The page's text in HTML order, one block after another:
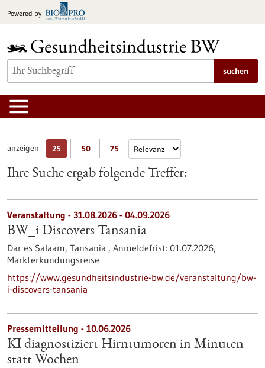
Inhalt
Powered by
suchen
anzeigen: 25 50 75
Ihre Suche ergab folgende Treffer:
Veranstaltung - 31.08.2026 - 04.09.2026
BW_i Discovers Tansania
Dar es Salaam, Tansania , Anmeldefrist: 01.07.2026,
Markterkundungsreise
https://www.gesundheitsindustrie-bw.de/veranstaltung/bw-
i-discovers-tansania
Pressemitteilung - 10.06.2026
KI diagnostiziert Hirntumoren in Minuten
statt Wochen